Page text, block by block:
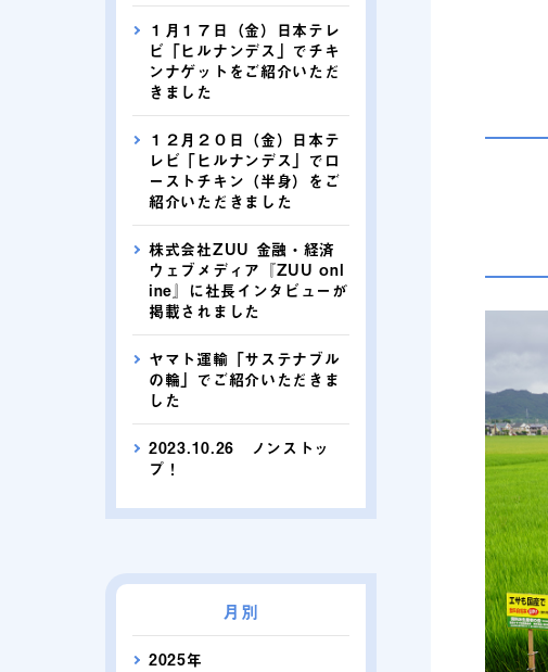
１月１７日（金）日本テレ
ビ「ヒルナンデス」でチキ
ンナゲットをご紹介いただ
きました
１２月２０日（金）日本テ
レビ「ヒルナンデス」でロ
ーストチキン（半身）をご
紹介いただきました
株式会社ZUU 金融・経済
ウェブメディア『ZUU onl
ine』に社長インタビューが
掲載されました
ヤマト運輸「サステナブル
の輪」でご紹介いただきま
した
2023.10.26 ノンストッ
プ！
月別
2025年